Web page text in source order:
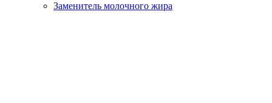
Заменитель молочного жира